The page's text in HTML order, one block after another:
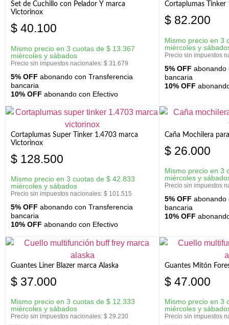
Set de Cuchillo con Pelador Y marca
Victorinox
$ 40.100
Mismo precio en 3 cuotas de $ 13.367
miércoles y sábados
Precio sin impuestos nacionales: $ 31.679
5% OFF abonando con Transferencia
bancaria
10% OFF abonando con Efectivo
Cortaplumas
$ 82.200
Mismo precio en 3
miércoles y
Precio sin impuestos
5% OFF abonando
bancaria
10% OFF
Cortaplumas Super Tinker 1.4703 marca
Victorinox
$ 128.500
Mismo precio en 3 cuotas de $ 42.833
miércoles y sábados
Precio sin impuestos nacionales: $ 101.515
5% OFF abonando con Transferencia
bancaria
10% OFF abonando con Efectivo
Caña Mochilera
$ 26.000
Mismo precio en 3
miércoles y
Precio sin impuestos
5% OFF abonando
bancaria
10% OFF
Guantes Liner Blazer marca Alaska
$ 37.000
Mismo precio en 3 cuotas de $ 12.333
miércoles y sábados
Precio sin impuestos nacionales: $ 29.230
Guantes Mitón
$ 47.000
Mismo precio en 3
miércoles y
Precio sin impuestos